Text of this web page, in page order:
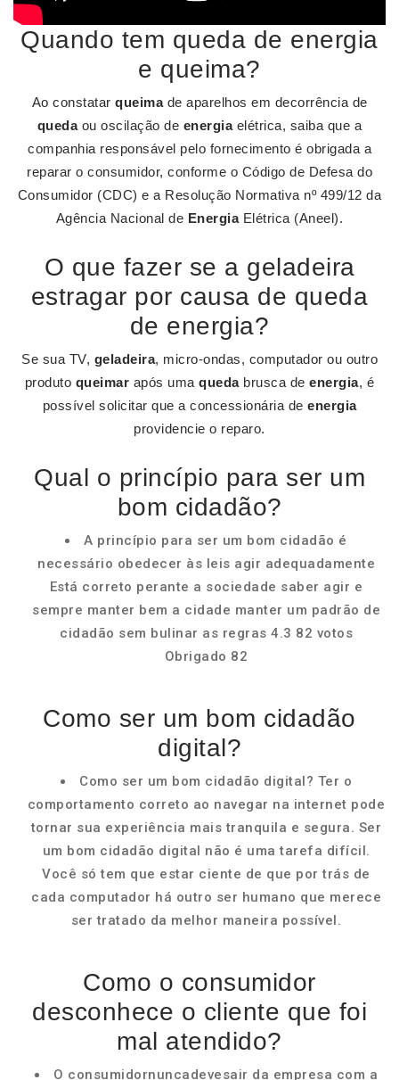
Quando tem queda de energia
e queima?
Ao constatar queimade aparelhos em decorrência de
quedaou oscilação de energiaelétrica, saiba que a
companhia responsável pelo fornecimento é obrigada a
reparar o consumidor, conforme o Código de Defesa do
Consumidor (CDC) e a Resolução Normativa nº 499/12 da
Agência Nacional de EnergiaElétrica (Aneel).
O que fazer se a geladeira
estragar por causa de queda
de energia?
Se sua TV, geladeira, micro-ondas, computador ou outro
produto queimar após umaquedabrusca deenergia, é
possível solicitar que a concessionária de energia
providencie o reparo.
Qual o princípio para ser um
bom cidadão?
A princípio para ser um bom cidadão é
necessário obedecer às leis agir adequadamente
Está correto perante a sociedade saber agir e
sempre manter bem a cidade manter um padrão de
cidadão sem bulinar as regras 4.3 82 votos
Obrigado 82
Como ser um bom cidadão
digital?
Como ser um bom cidadão digital? Ter o
comportamento correto ao navegar na internet pode
tornar sua experiência mais tranquila e segura. Ser
um bom cidadão digital não é uma tarefa difícil.
Você só tem que estar ciente de que por trás de
cada computador há outro ser humano que merece
ser tratado da melhor maneira possível.
Como o consumidor
desconhece o cliente que foi
mal atendido?
O consumidornuncadevesair da empresa com a